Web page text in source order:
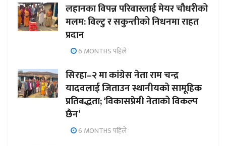
लहानका विपन्न परिवारलाई मेयर चौधरीको
मलम: विल्टु र सकुन्तीको निधनमा राहत
प्रदान
6 MONTHS पहिले
सिरहा–२ मा कांग्रेस नेता राम चन्द्र
यादवलाई जिताउन स्थानीयको सामूहिक
प्रतिबद्धता; ‘विकासप्रेमी नेताको विकल्प
छैन’
6 MONTHS पहिले